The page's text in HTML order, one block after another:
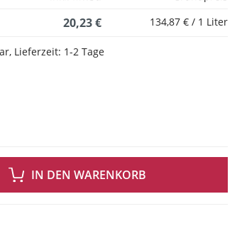
20,23 € 134,87 € / 1 Liter
Lieferzeit: 1-2 Tage
IN DEN WARENKORB